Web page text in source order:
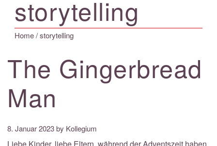
storytelling
Home/ storytelling
The Gingerbread
Man
8. Januar 2023by Kollegium
Liebe Kinder, liebe Eltern, während der Adventszeit haben